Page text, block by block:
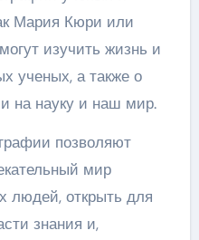
Мария Кюри или
изучить жизнь и
ученых, а также о
на науку и наш мир.
позволяют
мир
людей, открыть для
знания и,